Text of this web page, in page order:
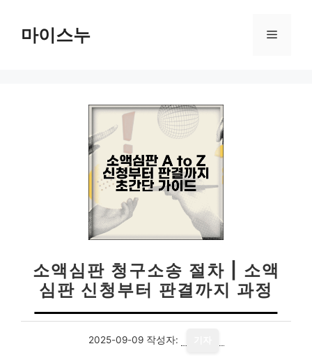
마이스누 메
소액심판 청구소송 절차 | 소액
심판 신청부터 판결까지 과정
2025-09-09 작성자: